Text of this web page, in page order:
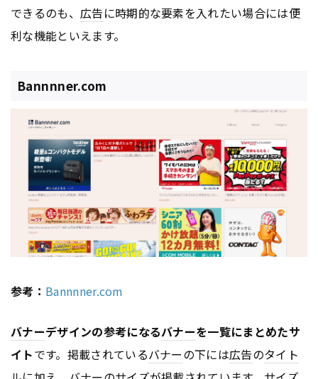
できるのも、 広告に時期的な要素を入れたい場合には便
利な機能といえます。
Bannnner.com
参考： Bannnner.com
バナーデザインの参考になるバナーを一覧にまとめたサ
イトです。掲載されているバナーの下には広告のタイト